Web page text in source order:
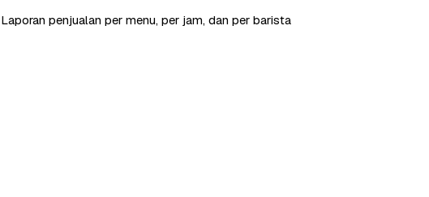
Laporan penjualan per menu, per jam, dan per barista